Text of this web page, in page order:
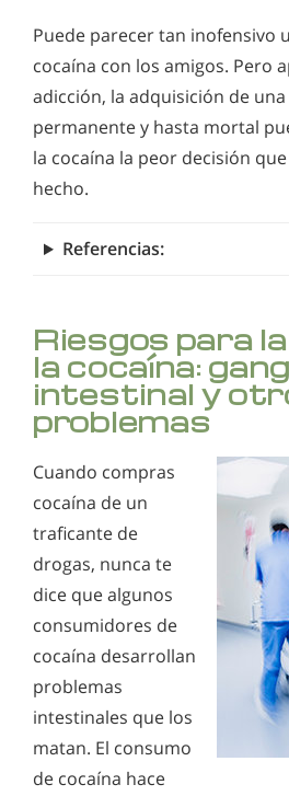
Puede parecer tan inofensivo
cocaína con los amigos. Pero
adicción, la adquisición de
permanente y hasta mortal
la cocaína la peor decisión
hecho.
Referencias:
Riesgos para
la cocaína:
intestinal y
problemas
Cuando compras
cocaína de un
traficante de
drogas, nunca te
dice que algunos
consumidores de
cocaína desarrollan
problemas
intestinales que los
matan. El consumo
de cocaína hace